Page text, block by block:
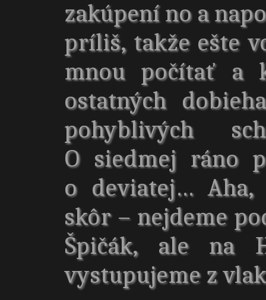
zakúpení no a
príliš, takže ešte
mnou počítať a
ostatných
pohyblivých
O siedmej ráno
o deviatej…
skôr – nejdeme
Špičák, ale na
vystupujeme z